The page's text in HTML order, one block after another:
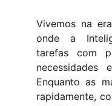
Vivemos na
onde a
tarefas com
necessidades
Enquanto as
rapidamente,